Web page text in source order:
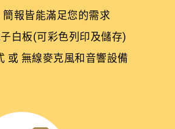
簡報皆能滿足您的需求
白板(可彩色列印及儲存)
或 無線麥克風和音響設備